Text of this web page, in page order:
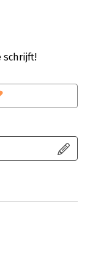
the critical and
,
Perspectives on
schrijft!